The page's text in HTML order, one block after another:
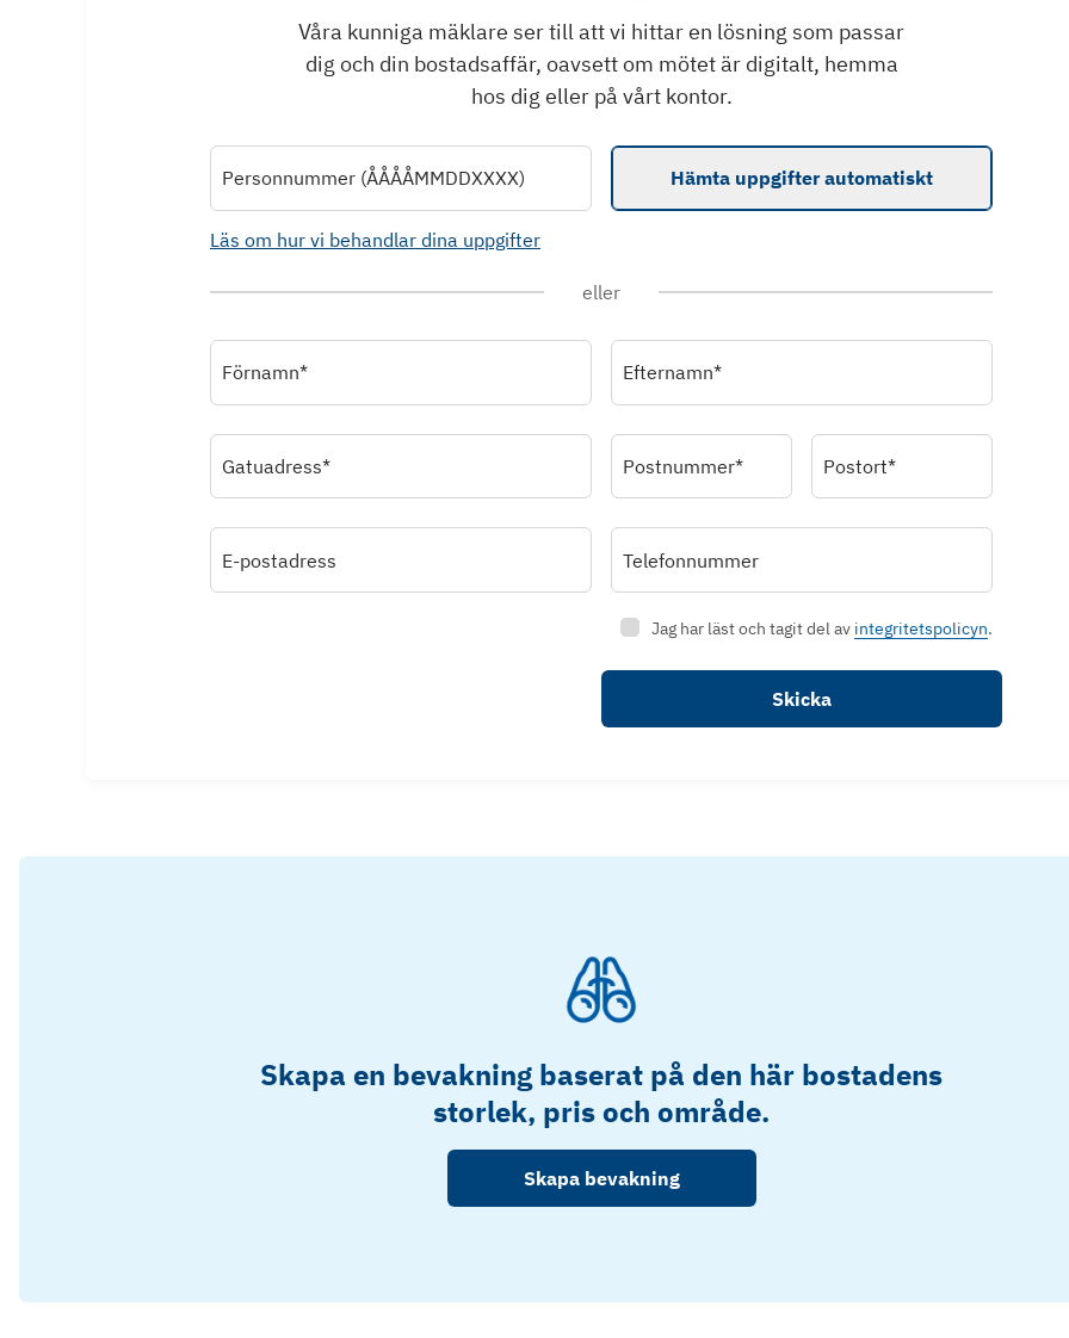
Våra kunniga mäklare ser till att vi hittar en lösning som passar
dig och din bostadsaffär, oavsett om mötet är digitalt, hemma
hos dig eller på vårt kontor.
Personnummer (ÅÅÅÅMMDDXXXX) Hämta uppgifter automatiskt
Läs om hur vi behandlar dina uppgifter
eller
Förnamn* Efternamn*
Gatuadress* Postnummer* Postort*
E-postadress Telefonnummer
Jag har läst och tagit del av integritetspolicyn.
Skicka
Skapa en bevakning baserat på den här bostadens
storlek, pris och område.
Skapa bevakning